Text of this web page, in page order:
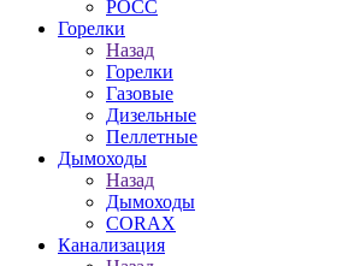
РОСС
Горелки
Назад
Горелки
Газовые
Дизельные
Пеллетные
Дымоходы
Назад
Дымоходы
CORAX
Канализация